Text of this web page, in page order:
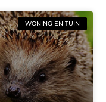
WONING EN TUIN